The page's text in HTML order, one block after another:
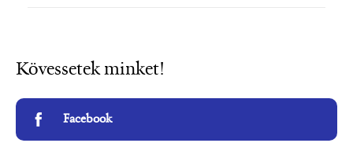
Kövessetek minket!
Facebook